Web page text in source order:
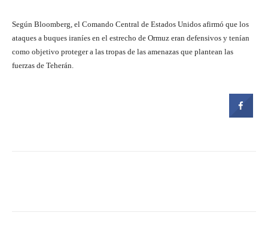
Según Bloomberg, el Comando Central de Estados Unidos afirmó que los
ataques a buques iraníes en el estrecho de Ormuz eran defensivos y tenían
como objetivo proteger a las tropas de las amenazas que plantean las
fuerzas de Teherán.